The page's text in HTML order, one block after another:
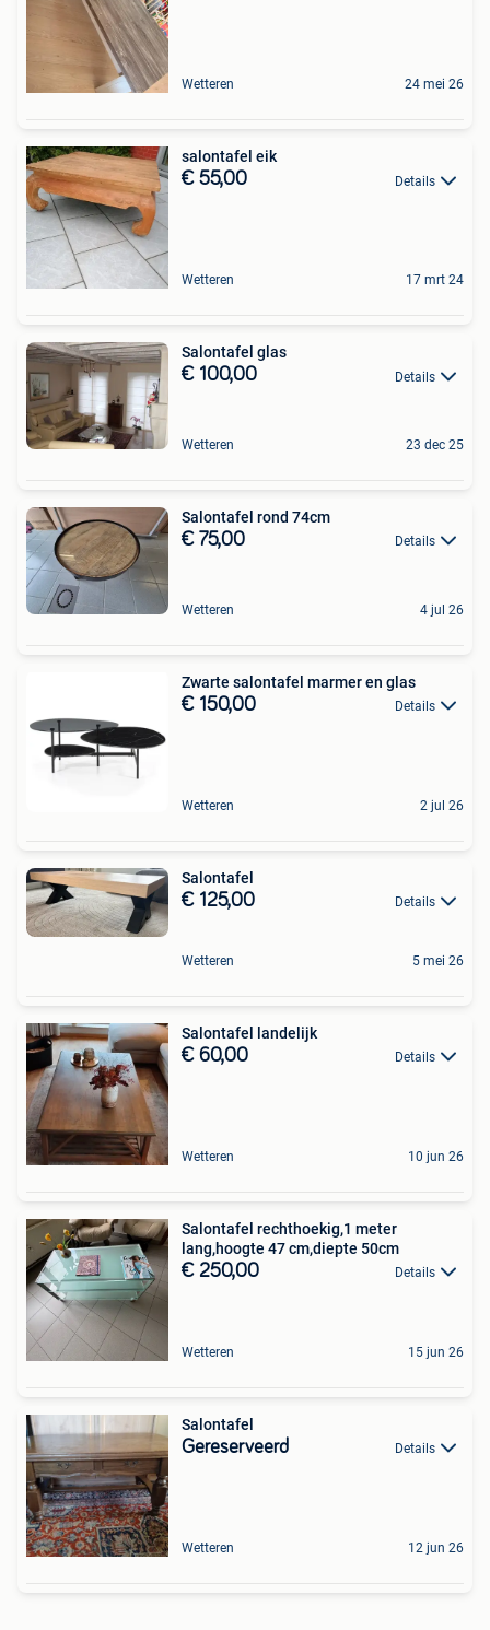
Wetteren 24 mei 26
salontafel eik
€ 55,00 Details
Wetteren 17 mrt 24
Salontafel glas
€ 100,00 Details
Wetteren 23 dec 25
Salontafel rond 74cm
€ 75,00 Details
Wetteren 4 jul 26
Zwarte salontafel marmer en glas
€ 150,00 Details
Wetteren 2 jul 26
Salontafel
€ 125,00 Details
Wetteren 5 mei 26
Salontafel landelijk
€ 60,00 Details
Wetteren 10 jun 26
Salontafel rechthoekig,1 meter
lang,hoogte 47 cm,diepte 50cm
€ 250,00 Details
Wetteren 15 jun 26
Salontafel
Gereserveerd Details
Wetteren 12 jun 26